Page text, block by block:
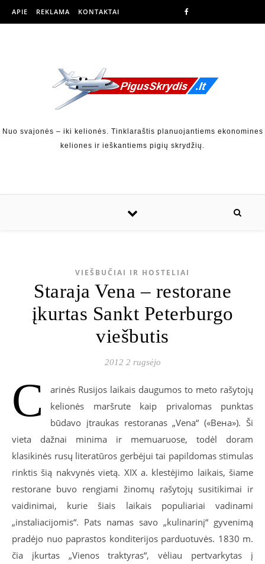
APIE REKLAMA KONTAKTAI
Nuo svajonės – iki kelionės. Tinklaraštis planuojantiems ekonomines
keliones ir ieškantiems pigių skrydžių.
VIEŠBUČIAI IR HOSTELIAI
Staraja Vena – restorane
įkurtas Sankt Peterburgo
viešbutis
2012 2 rugsėjo
C
arinės Rusijos laikais daugumos to meto rašytojų
kelionės maršrute kaip privalomas punktas
būdavo įtraukas restoranas „Vena“ («Вена»). Ši
vieta dažnai minima ir memuaruose, todėl doram
klasikinės rusų literatūros gerbėjui tai papildomas stimulas
rinktis šią nakvynės vietą. XIX a. klestėjimo laikais, šiame
restorane buvo rengiami žinomų rašytojų susitikimai ir
vaidinimai, kurie šiais laikais populiariai vadinami
„instaliacijomis“. Pats namas savo „kulinarinį“ gyvenimą
pradėjo nuo paprastos konditerijos parduotuvės. 1830 m.
čia įkurtas „Vienos traktyras“, vėliau pertvarkytas į